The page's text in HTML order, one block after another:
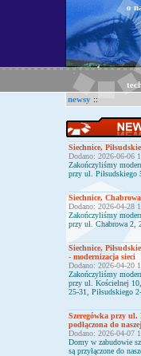
o
newsy ::
Siechnice,
Dodano: 2026-06-06
Zakończyliśmy
przy ul. Piłsudskiego
Siechnice,
Dodano: 2026-04-28
Zakończyliśmy
przy ul. Chabrowa 2,
Siechnice,
- modernizacja sieci
Dodano: 2026-04-20
Zakończyliśmy
przy ul. Kościelnej 10,
25-31, Piłsudskiego
Szeregówka przy ul.
podłączona do
Dodano: 2026-04-07
Domy w zabudowie
są przyłączone do